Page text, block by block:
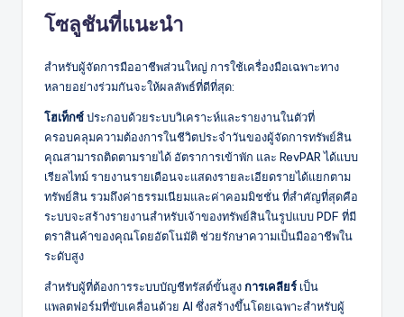
โซลูชันที่แนะนำ
สำหรับผู้จัดการมืออาชีพส่วนใหญ่ การใช้เครื่องมือเฉพาะทาง
หลายอย่างร่วมกันจะให้ผลลัพธ์ที่ดีที่สุด:
โฮเท็กซ์ประกอบด้วยระบบวิเคราะห์และรายงานในตัวที่
ครอบคลุมความต้องการในชีวิตประจำวันของผู้จัดการทรัพย์สิน
คุณสามารถติดตามรายได้ อัตราการเข้าพัก และ RevPAR ได้แบบ
เรียลไทม์ รายงานรายเดือนจะแสดงรายละเอียดรายได้แยกตาม
ทรัพย์สิน รวมถึงค่าธรรมเนียมและค่าคอมมิชชั่น ที่สำคัญที่สุดคือ
ระบบจะสร้างรายงานสำหรับเจ้าของทรัพย์สินในรูปแบบ PDF ที่มี
ตราสินค้าของคุณโดยอัตโนมัติ ช่วยรักษาความเป็นมืออาชีพใน
ระดับสูง
สำหรับผู้ที่ต้องการระบบบัญชีทรัสต์ขั้นสูงการเคลียร์ เป็น
แพลตฟอร์มที่ขับเคลื่อนด้วย AI ซึ่งสร้างขึ้นโดยเฉพาะสำหรับผู้